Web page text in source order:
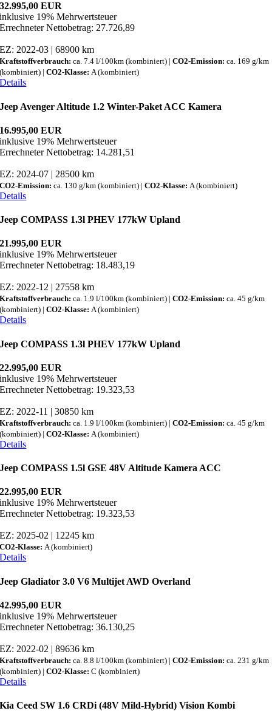
32.995,00 EUR
inklusive 19% Mehrwertsteuer
Errechneter Nettobetrag: 27.726,89
EZ: 2022-03 | 68900 km
Kraftstoffverbrauch:ca. 7.4 l/100km (kombiniert) |CO2-Emission:ca. 169 g/km
(kombiniert) |CO2-Klasse:A (kombiniert)
Details
Jeep Avenger Altitude 1.2 Winter-Paket ACC Kamera
16.995,00 EUR
inklusive 19% Mehrwertsteuer
Errechneter Nettobetrag: 14.281,51
EZ: 2024-07 | 28500 km
CO2-Emission:ca. 130 g/km (kombiniert) |CO2-Klasse: A (kombiniert)
Details
Jeep COMPASS 1.3l PHEV 177kW Upland
21.995,00 EUR
inklusive 19% Mehrwertsteuer
Errechneter Nettobetrag: 18.483,19
EZ: 2022-12 | 27558 km
Kraftstoffverbrauch:ca. 1.9 l/100km (kombiniert) |CO2-Emission:ca. 45 g/km
(kombiniert) |CO2-Klasse:A (kombiniert)
Details
Jeep COMPASS 1.3l PHEV 177kW Upland
22.995,00 EUR
inklusive 19% Mehrwertsteuer
Errechneter Nettobetrag: 19.323,53
EZ: 2022-11 | 30850 km
Kraftstoffverbrauch:ca. 1.9 l/100km (kombiniert) |CO2-Emission:ca. 45 g/km
(kombiniert) |CO2-Klasse: A (kombiniert)
Details
Jeep COMPASS 1.5l GSE 48V Altitude Kamera ACC
22.995,00 EUR
inklusive 19% Mehrwertsteuer
Errechneter Nettobetrag: 19.323,53
EZ: 2025-02 | 12245 km
CO2-Klasse:A (kombiniert)
Details
Jeep Gladiator 3.0 V6 Multijet AWD Overland
42.995,00 EUR
inklusive 19% Mehrwertsteuer
Errechneter Nettobetrag: 36.130,25
EZ: 2022-02 | 89636 km
Kraftstoffverbrauch:ca. 8.8 l/100km (kombiniert) |CO2-Emission:ca. 231 g/km
(kombiniert) |CO2-Klasse:C (kombiniert)
Details
Kia Ceed SW 1.6 CRDi (48V Mild-Hybrid) Vision Kombi